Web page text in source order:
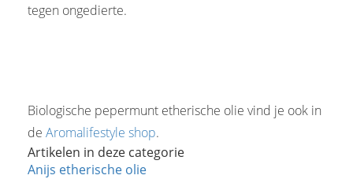
tegen ongedierte.
Biologische pepermunt etherische olie vind je ook in
de Aromalifestyle shop.
Artikelen in deze categorie
Anijs etherische olie